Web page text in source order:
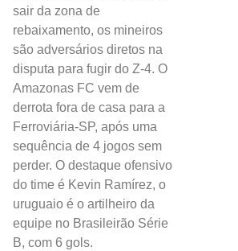
sair da zona de
rebaixamento, os mineiros
são adversários diretos na
disputa para fugir do Z-4. O
Amazonas FC vem de
derrota fora de casa para a
Ferroviária-SP, após uma
sequência de 4 jogos sem
perder. O destaque ofensivo
do time é Kevin Ramírez, o
uruguaio é o artilheiro da
equipe no Brasileirão Série
B, com 6 gols.